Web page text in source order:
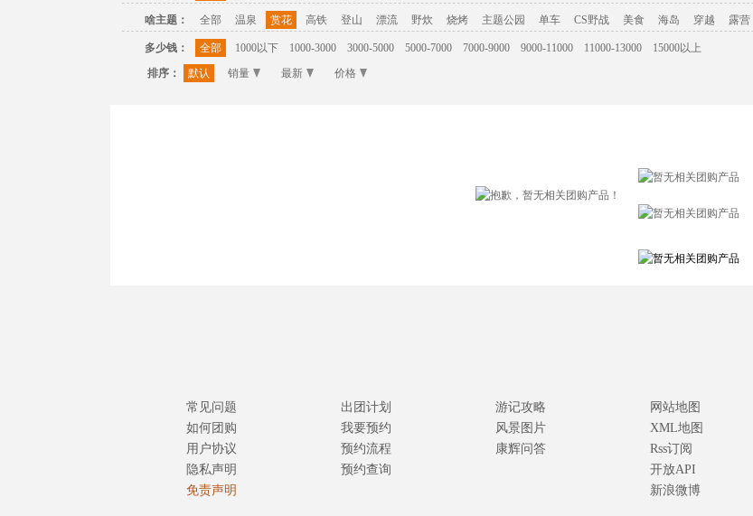
啥主题： 全部 温泉 赏花 高铁 登山 漂流 野炊 烧烤 主题公园 单车 CS野战 美食 海岛 穿越 露营
多少钱： 全部 1000以下 1000-3000 3000-5000 5000-7000 7000-9000 9000-11000 11000-13000
15000以上
排序：
默认 销量 最新 价格
常见问题
如何团购
用户协议
隐私声明
免责声明
出团计划
我要预约
预约流程
预约查询
游记攻略
风景图片
康辉问答
网站地图
XML地图
Rss订阅
开放API
新浪微博